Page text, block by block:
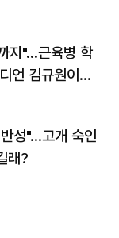
지"…근육병 학
언 김규원이었
성"…고개 숙인
래?